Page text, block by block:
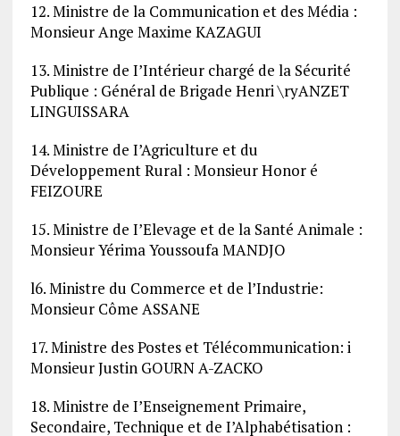
12. Ministre de la Communication et des Média :
Monsieur Ange Maxime KAZAGUI
13. Ministre de I’Intérieur chargé de la Sécurité
Publique : Général de Brigade Henri \ryANZET
LINGUISSARA
14. Ministre de I’Agriculture et du
Développement Rural : Monsieur Honor é
FEIZOURE
15. Ministre de I’Elevage et de la Santé Animale :
Monsieur Yérima Youssoufa MANDJO
l6. Ministre du Commerce et de l’Industrie:
Monsieur Côme ASSANE
17. Ministre des Postes et Télécommunication: i
Monsieur Justin GOURN A-ZACKO
18. Ministre de I’Enseignement Primaire,
Secondaire, Technique et de I’Alphabétisation :